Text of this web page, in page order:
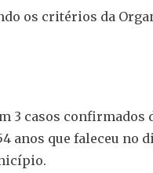
os critérios da
3 casos confirmados
anos que faleceu no